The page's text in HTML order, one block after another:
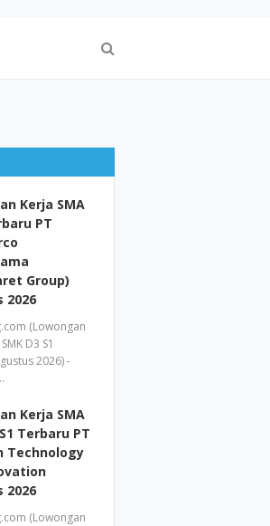
Kerja SMA
PT
Group)
2026
(Lowongan
D3 S1
2026) -
Kerja SMA
Terbaru PT
Technology
2026
(Lowongan